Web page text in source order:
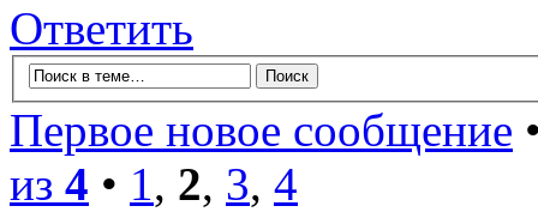
Ответить
Первое новое сообщение
из 4 • 1, 2, 3, 4